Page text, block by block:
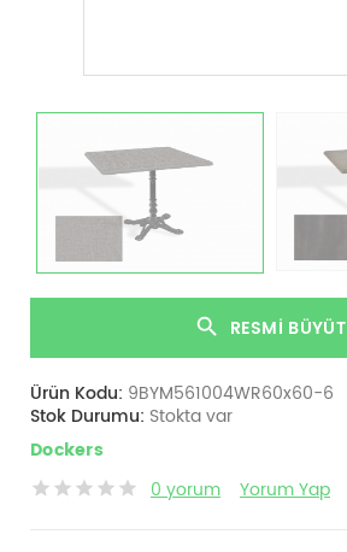
RESMI BÜYÜT
Ürün Kodu: 9BYM561004WR60x60-6
Stok Durumu: Stokta var
Dockers
0 yorum
Yorum Yap